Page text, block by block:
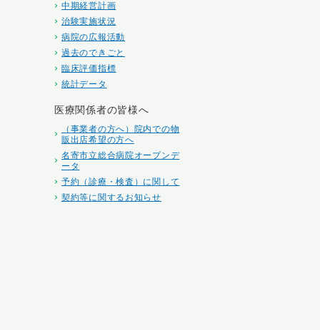
中期経営計画
治験実施状況
病院の広報活動
過去のできごと
臨床評価指標
統計データ
医療関係者の皆様へ
（事業者の方へ）院内での物
販出店希望の方へ
名寄市立総合病院オープンデ
ータ
予約（診療・検査）に関して
契約等に関するお知らせ